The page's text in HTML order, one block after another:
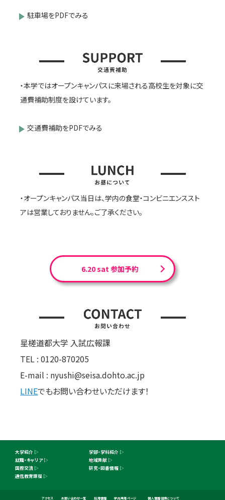
キャンパス
駐車場をPDFでみる
・本学ではオープンキャンパスに来場される高校生を対象に交
通費補助制度を設けています。
交通費補助をPDFでみる
・オープンキャンパス当日は、学内の食堂・コンビニエンススト
アは営業しておりません。ご了承ください。
6.20 sat 参加予約
星槎道都大学 入試広報課
TEL : 0120-870205
E-mail : nyushi@seisa.dohto.ac.jp
LINEでもお問い合わせいただけます！
大学紹介
学部・学科紹介
就職・キャリア
地域貢献
国際交流
研究・図書情報
通信教育課程
アクセス お問い合わせ一覧 採用情報 学内専用ページ 個人情報保護について